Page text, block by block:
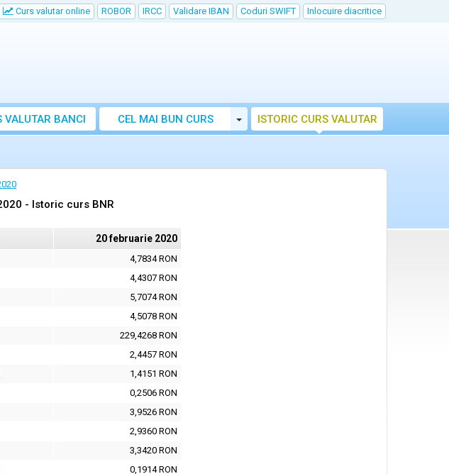
Curs valutar online ROBOR IRCC Validare IBAN Coduri SWIFT Inlocuire diacritice
VALUTAR BANCI CEL MAI BUN CURS Toggle Dropdown
ISTORIC CURS VALUTAR
- Istoric curs BNR
20 februarie 2020
4,7834 RON
4,4307 RON
5,7074 RON
4,5078 RON
229,4268 RON
2,4457 RON
1,4151 RON
0,2506 RON
3,9526 RON
2,9360 RON
3,3420 RON
0,1914 RON